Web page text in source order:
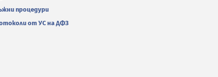
процедури
от УС на ДФЗ